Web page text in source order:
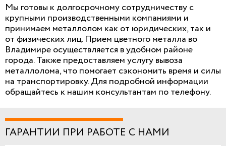
Мы готовы к долгосрочному сотрудничеству с
крупными производственными компаниями и
принимаем металлолом как от юридических, так и
от физических лиц. Прием цветного металла во
Владимире осуществляется в удобном районе
города.Также предоставляем услугу вывоза
металлолома, что помогает сэкономить время и силы
на транспортировку.Для подробной информации
обращайтесь к нашим консультантам по телефону.
ГАРАНТИИ ПРИ РАБОТЕ С НАМИ